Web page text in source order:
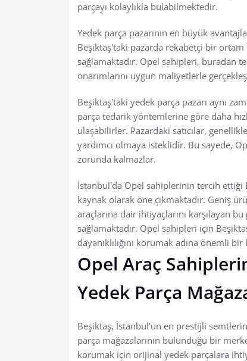
parçayı kolaylıkla bulabilmektedir.
Yedek parça pazarının en büyük
Beşiktaş'taki pazarda rekabetçi bir ortam
sağlamaktadır. Opel sahipleri, buradan
onarımlarını uygun maliyetlerle
Beşiktaş'taki yedek parça pazarı aynı
parça tedarik yöntemlerine göre daha
ulaşabilirler. Pazardaki satıcılar,
yardımcı olmaya isteklidir. Bu sayede,
zorunda kalmazlar.
İstanbul'da Opel sahiplerinin tercih ettiği
kaynak olarak öne çıkmaktadır. Geniş
araçlarına dair ihtiyaçlarını karşılayan
sağlamaktadır. Opel sahipleri için
dayanıklılığını korumak adına önemli bir
Opel Araç
Yedek Parça
Beşiktaş, İstanbul'un en prestijli
parça mağazalarının bulunduğu bir
korumak için orijinal yedek parçalara